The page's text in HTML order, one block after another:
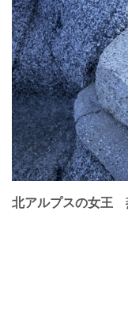
北アルプスの女王